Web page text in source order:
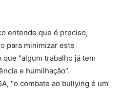
entende que é preciso,
para minimizar este
“algum trabalho já tem
e humilhação”.
“o combate ao bullying é um